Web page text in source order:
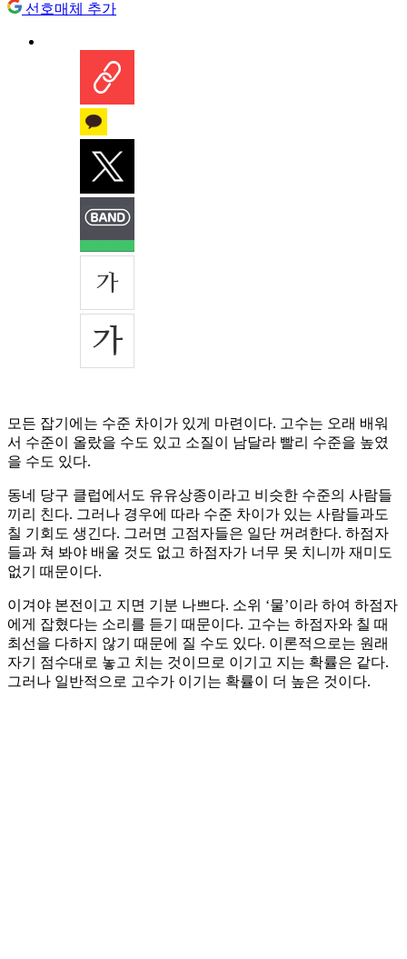
선호매체 추가
모든 잡기에는 수준 차이가 있게 마련이다. 고수는 오래 배워
서 수준이 올랐을 수도 있고 소질이 남달라 빨리 수준을 높였
을 수도 있다.
동네 당구 클럽에서도 유유상종이라고 비슷한 수준의 사람들
끼리 친다. 그러나 경우에 따라 수준 차이가 있는 사람들과도
칠 기회도 생긴다. 그러면 고점자들은 일단 꺼려한다. 하점자
들과 쳐 봐야 배울 것도 없고 하점자가 너무 못 치니까 재미도
없기 때문이다.
이겨야 본전이고 지면 기분 나쁘다. 소위 ‘물’이라 하여 하점자
에게 잡혔다는 소리를 듣기 때문이다. 고수는 하점자와 칠 때
최선을 다하지 않기 때문에 질 수도 있다. 이론적으로는 원래
자기 점수대로 놓고 치는 것이므로 이기고 지는 확률은 같다.
그러나 일반적으로 고수가 이기는 확률이 더 높은 것이다.